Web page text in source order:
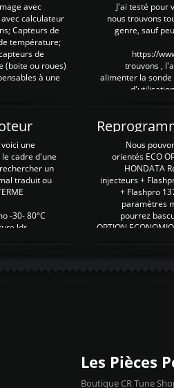
avec
calculateur
Capteurs de
température;
de
(boite ou roues)
à une
J'ai testé pour
nous trouvons
genre, sauf
https://
trouvons ,
alimenter la sonde
une
cadre d'une
un
traduit ou
-30- 80°C
ldr
Nous
orientés ECO
HONDATA
injecteurs +
+ Flashpro
paramètres
pourrez
OPTION
Les Pièces
Boutique CR Tune